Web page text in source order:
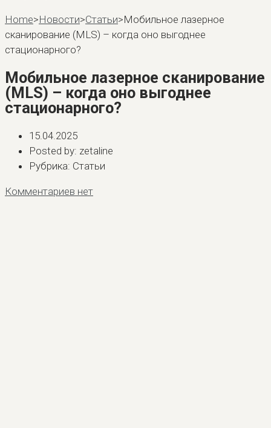
Home>Новости>Статьи>Мобильное лазерное
сканирование (MLS) – когда оно выгоднее
стационарного?
Мобильное лазерное сканирование
(MLS) – когда оно выгоднее
стационарного?
15.04.2025
Posted by: zetaline
Рубрика: Статьи
Комментариев нет